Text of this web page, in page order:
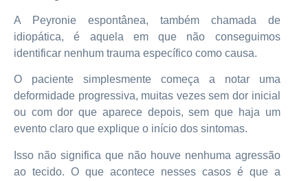
A Peyronie espontânea, também chamada de
idiopática, é aquela em que não conseguimos
identificar nenhum trauma específico como causa.
O paciente simplesmente começa a notar uma
deformidade progressiva, muitas vezes sem dor inicial
ou com dor que aparece depois, sem que haja um
evento claro que explique o início dos sintomas.
Isso não significa que não houve nenhuma agressão
ao tecido. O que acontece nesses casos é que a